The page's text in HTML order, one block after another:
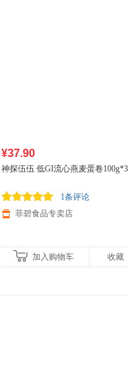
¥37.90
神探伍伍 低GI流心燕麦蛋卷
1条评论
菲碧食品专卖店
加入购物车 收藏